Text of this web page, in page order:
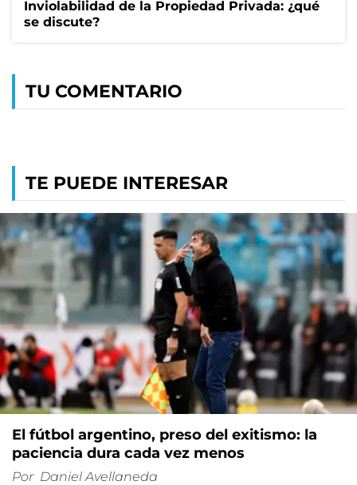
Inviolabilidad de la Propiedad Privada: ¿qué
se discute?
TU COMENTARIO
TE PUEDE INTERESAR
El fútbol argentino, preso del exitismo: la
paciencia dura cada vez menos
Por Daniel Avellaneda